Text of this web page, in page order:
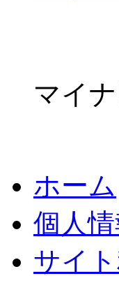
マイ
ホーム
個人
サイ